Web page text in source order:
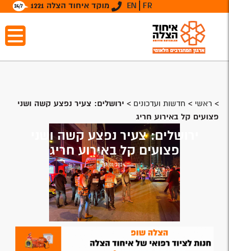
מוקד איחוד הצלה 1221 EN FR
> ראשי > חדשות ועדכונים > ירושלים: צעיר נפצע קשה ושני
פצועים קל באירוע חריג
ירושלים: צעיר נפצע קשה ושני
פצועים קל באירוע חריג
18/01/2024